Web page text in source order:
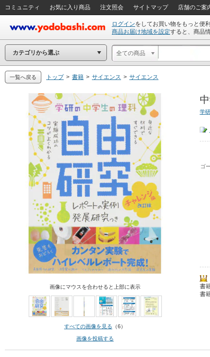
コミュニティ お気に入り商品 注文照会 サイトマップ 店舗のご案
ログインをしてお買い物をもっと便
商品お届け地域を設定すると、商品
カテゴリから選ぶ 全ての商品
一覧へ戻る トップ > 書籍 > サイエンス > サイエンス
画像にマウスを合わせると上部に表示
すべての画像を見る （6）
画像を投稿する
学
ゴ
書
書